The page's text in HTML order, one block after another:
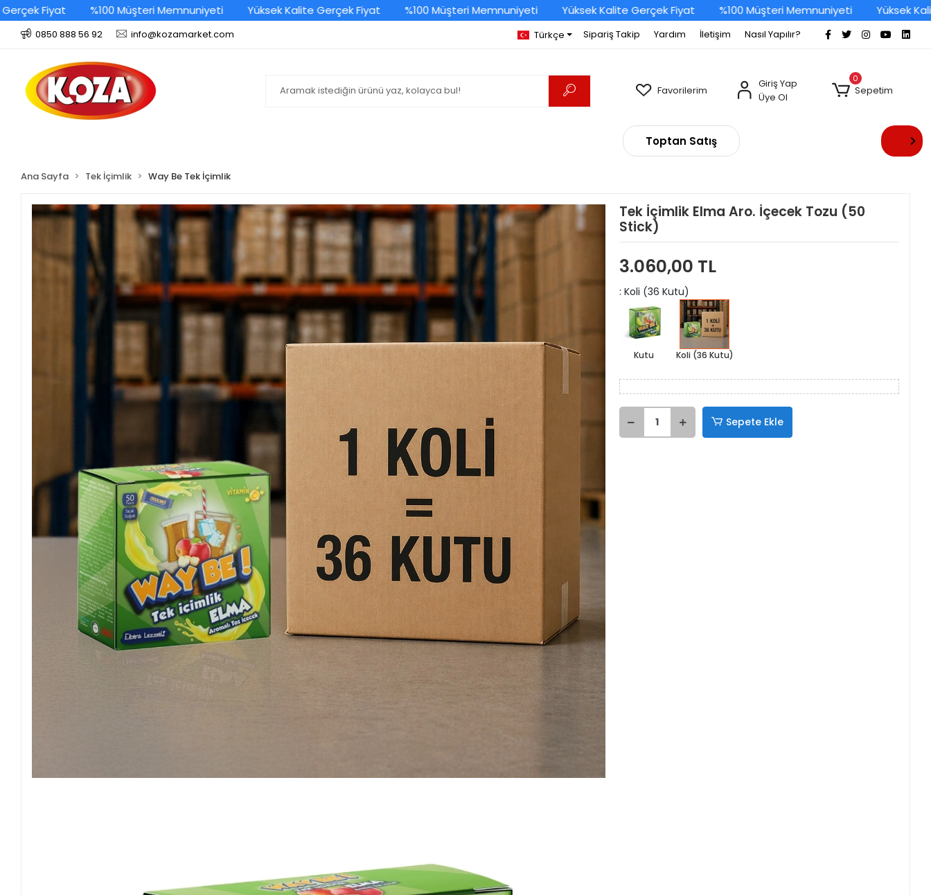
Fiyat %100 Müşteri Memnuniyeti Yüksek Kalite Gerçek Fiyat %100 Müşteri Memnuniyeti Yüksek Kalite Gerçek Fiyat %100 Müşteri Memnuniyeti Yüksek
0850 888 56 92 info@kozamarket.com Türkçe Sipariş Takip Yardım İletişim Nasıl Yapılır?
Favorilerim
Giriş Yap
Üye Ol
0
Sepetim
Toptan Satış
Ana Sayfa Tek İçimlik Way Be Tek İçimlik
Tek İçimlik Elma Aro. İçecek Tozu (50
Stick)
3.060,00 TL
: Koli (36 Kutu)
Kutu Koli (36 Kutu)
Sepete Ekle